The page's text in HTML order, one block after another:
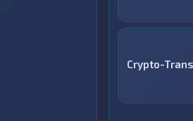
Crypto-Trans